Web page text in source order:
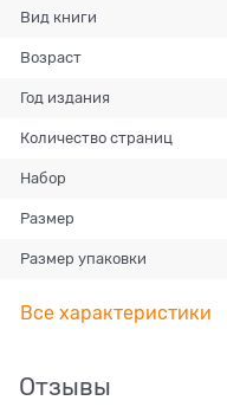
Вид книги
Возраст
Год издания
Количество страниц
Набор
Размер
Размер упаковки
Все характеристики
Отзывы